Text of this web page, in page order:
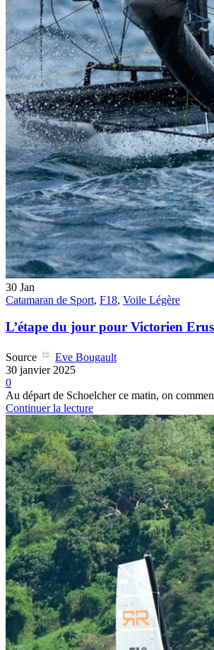
30 Jan
Catamaran de Sport, F18, Voile Légère
L’étape du jour pour Victorien
Source
Eve Bougault
30 janvier 2025
0
Au départ de Schoelcher ce matin, on
Continuer la lecture